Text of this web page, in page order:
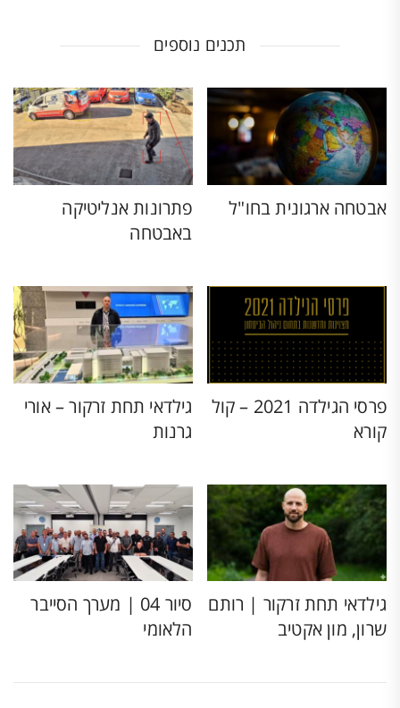
תכנים נוספים
אבטחה ארגונית בחו"ל
פתרונות אנליטיקה
באבטחה
פרסי הגילדה 2021 – קול
קורא
גילדאי תחת זרקור – אורי
גרנות
גילדאי תחת זרקור | רותם
שרון, מון אקטיב
סיור 04 | מערך הסייבר
הלאומי